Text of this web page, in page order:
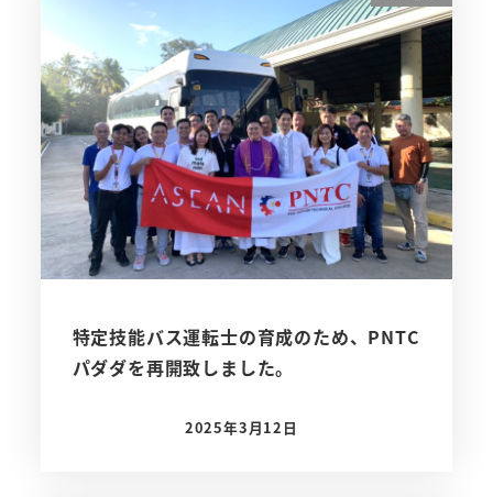
特定技能バス運転士の育成のため、PNTC
パダダを再開致しました。
投稿日
2025年3月12日